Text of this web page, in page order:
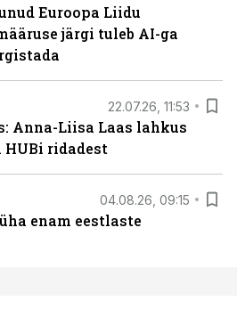
Euroopa Liidu
järgi tuleb AI-ga
22.07.26, 11:53
Anna-Liisa Laas lahkus
ridadest
04.08.26, 09:15
enam eestlaste